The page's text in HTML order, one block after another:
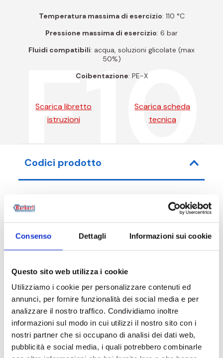
Consenso Dettagli Informazioni sui cookie
Questo sito web utilizza i cookie
Utilizziamo i cookie per personalizzare contenuti ed
annunci, per fornire funzionalità dei social media e per
analizzare il nostro traffico. Condividiamo inoltre
informazioni sul modo in cui utilizzi il nostro sito con i
nostri partner che si occupano di analisi dei dati web,
pubblicità e social media, i quali potrebbero combinarle
F10
Temperatura massima di esercizio: 110 °C
Pressione massima di esercizio: 6 bar
Fluidi compatibili: acqua, soluzioni glicolate (max
50%)
Coibentazione: PE-X
Scarica libretto
istruzioni
Scarica scheda
tecnica
Codici prodotto
Misura
Descrizione